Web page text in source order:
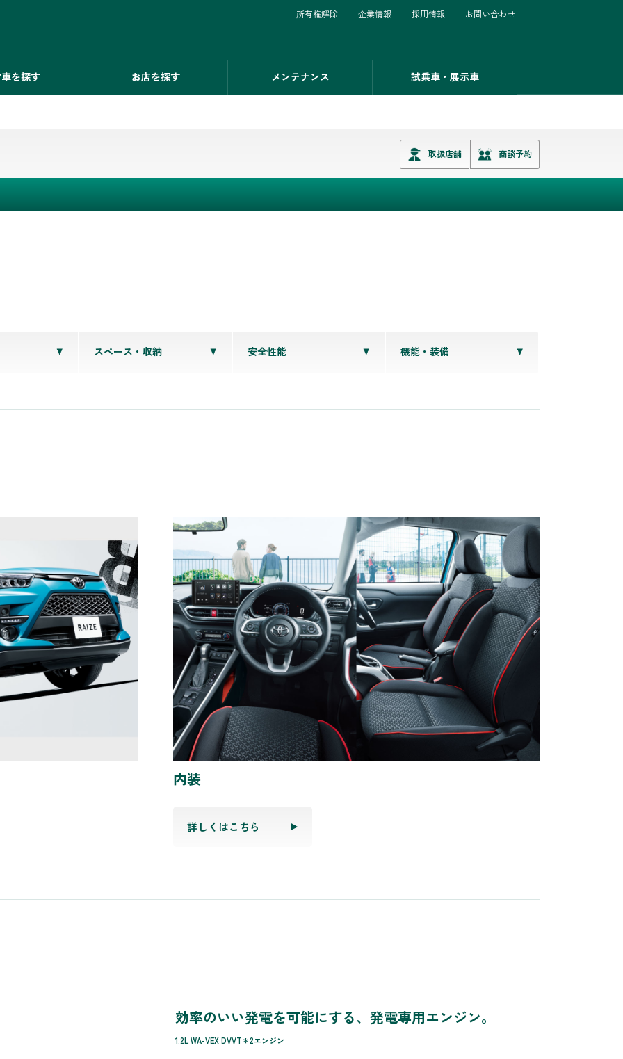
を探す お店を探す メンテナンス 試乗車・展示車
所有権解除 企業情報 採用情報 お問い合わせ
取扱店舗 商談予約
スペース・収納 安全性能 機能・装備
内装
詳しくはこちら
効率のいい発電を可能にする、発電専用エンジン。
1.2L WA-VEX DVVT＊2エンジン